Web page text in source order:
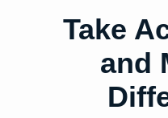
Take
and